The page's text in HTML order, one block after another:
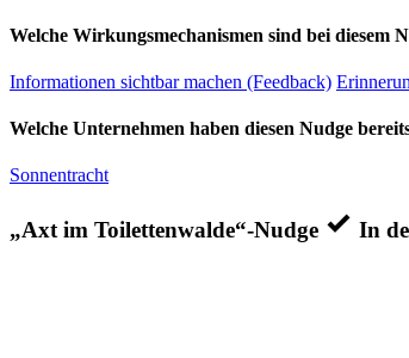
Welche Wirkungsmechanismen sind bei diesem
Informationen sichtbar machen (Feedback)
Welche Unternehmen haben diesen Nudge
Sonnentracht
„Axt im Toilettenwalde“-Nudge In